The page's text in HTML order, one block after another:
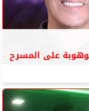
على المسرح